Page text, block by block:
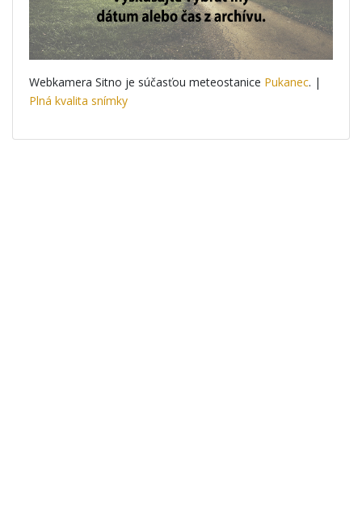
Webkamera Sitno je súčasťou meteostanice Pukanec. |
Plná kvalita snímky